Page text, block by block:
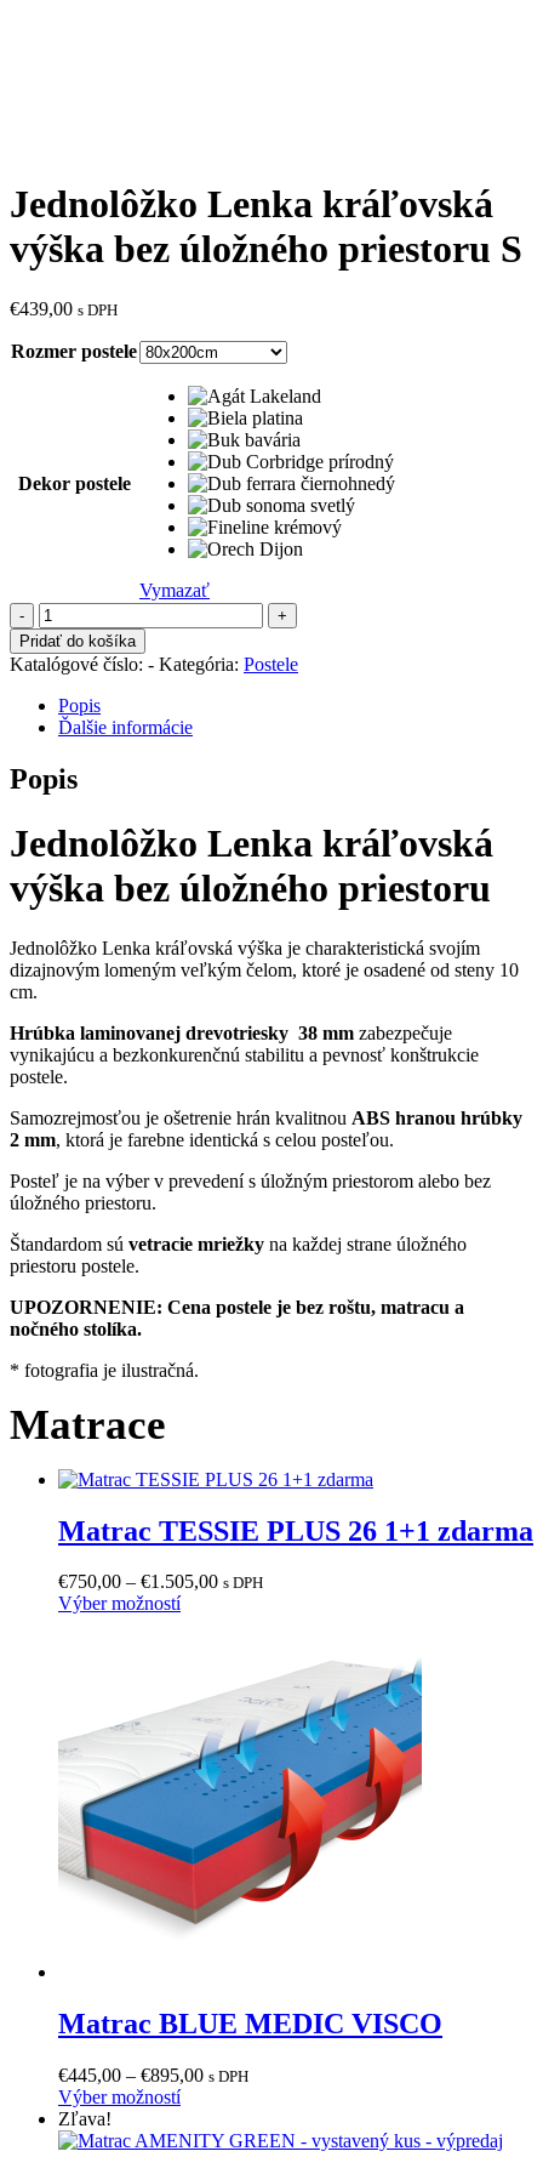
Jednolôžko Lenka kráľovská
výška bez úložného priestoru S
€439,00 s DPH
Rozmer postele
Dekor postele
Vymazať
množstvo
Jednolôžko
Lenka
kráľovská
výška
bez
úložného
priestoru
S
Pridať do košíka
Katalógové číslo: - Kategória: Postele
Popis
Ďalšie informácie
Popis
Jednolôžko Lenka kráľovská
výška bez úložného priestoru
Jednolôžko Lenka kráľovská výška je charakteristická svojím
dizajnovým lomeným veľkým čelom, ktoré je osadené od steny 10
cm.
Hrúbka laminovanej drevotriesky 38 mm zabezpečuje
vynikajúcu a bezkonkurenčnú stabilitu a pevnosť konštrukcie
postele.
Samozrejmosťou je ošetrenie hrán kvalitnou ABS hranou hrúbky
2 mm, ktorá je farebne identická s celou posteľou.
Posteľ je na výber v prevedení s úložným priestorom alebo bez
úložného priestoru.
Štandardom sú vetracie mriežky na každej strane úložného
priestoru postele.
UPOZORNENIE: Cena postele je bez roštu, matracu a
nočného stolíka.
* fotografia je ilustračná.
Matrace
Matrac TESSIE PLUS 26 1+1 zdarma
€750,00 – €1.505,00Price
€1.505,00
s DPH
Výber možnostíTento
variantov.
Možnosti
môžete
vybrať
produktu.
Matrac BLUE MEDIC VISCO
€445,00 – €895,00Price
through
s DPH
Výber možnostíTento
má
Zľava!